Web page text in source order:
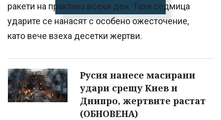
ракети на практика всеки ден. Тази седмица
ударите се нанасят с особено ожесточение,
като вече взеха десетки жертви.
Русия нанесе масирани
удари срещу Киев и
Днипро, жертвите растат
(ОБНОВЕНА)